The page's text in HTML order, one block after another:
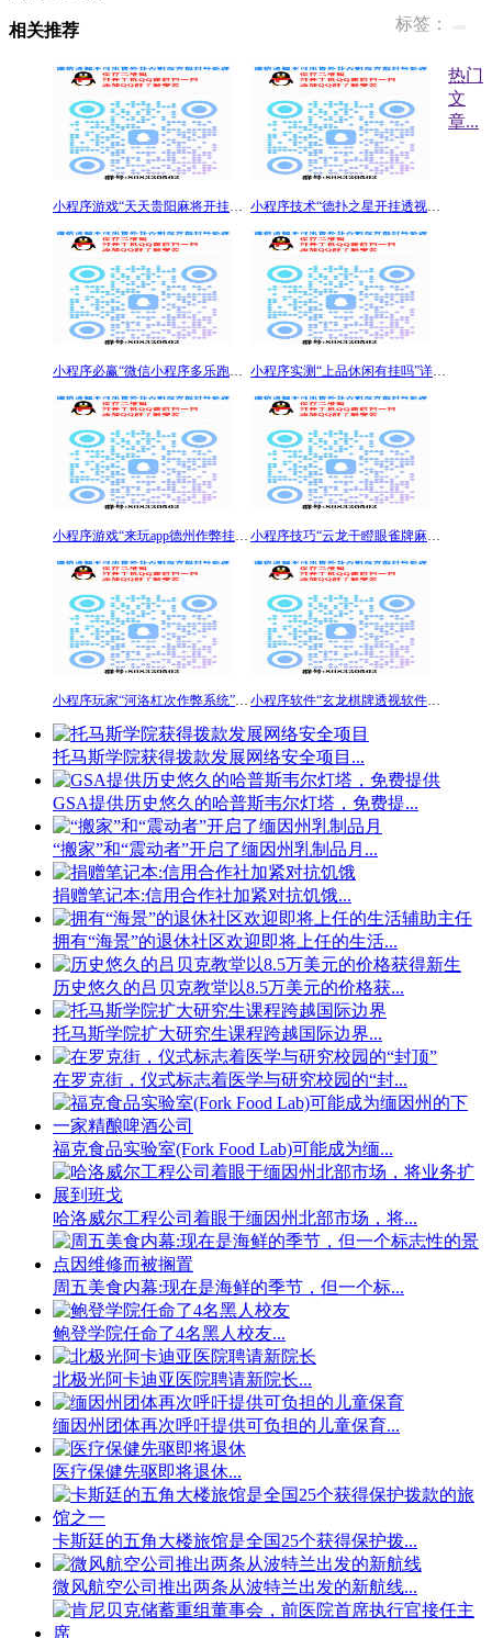
标签：
相关推荐
小程序游戏“天天贵阳麻将开挂神器下载”最新麻将开挂 小程序技术“德扑之星开挂透视下载”开挂软件+详细开
小程序必赢“微信小程序多乐跑得快可以开挂吗”详细分 小程序实测“上品休闲有挂吗”详细分享装挂步骤
小程序游戏“来玩app德州作弊挂”真其实确实有挂安装 小程序技巧“云龙干瞪眼雀牌麻将开挂”真其实确实有挂
小程序玩家“河洛杠次作弊系统”分享用挂技巧赢 小程序软件“玄龙棋牌透视软件助手”最新麻将开挂详细
热门
文
章...
托马斯学院获得拨款发展网络安全项目...
GSA提供历史悠久的哈普斯韦尔灯塔，免费提...
“搬家”和“震动者”开启了缅因州乳制品月...
捐赠笔记本:信用合作社加紧对抗饥饿...
拥有“海景”的退休社区欢迎即将上任的生活...
历史悠久的吕贝克教堂以8.5万美元的价格获...
托马斯学院扩大研究生课程跨越国际边界...
在罗克街，仪式标志着医学与研究校园的“封...
福克食品实验室(Fork Food Lab)可能成为缅...
哈洛威尔工程公司着眼于缅因州北部市场，将...
周五美食内幕:现在是海鲜的季节，但一个标...
鲍登学院任命了4名黑人校友...
北极光阿卡迪亚医院聘请新院长...
缅因州团体再次呼吁提供可负担的儿童保育...
医疗保健先驱即将退休...
卡斯廷的五角大楼旅馆是全国25个获得保护拨...
微风航空公司推出两条从波特兰出发的新航线...